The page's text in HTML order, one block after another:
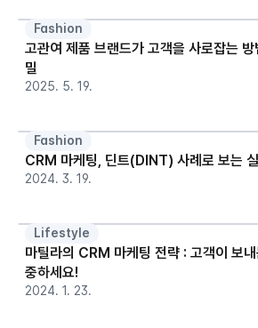
Fashion
고관여 제품 브랜드가 고객을 사로잡는 방
밀
2025. 5. 19.
Fashion
CRM 마케팅, 딘트(DINT) 사례로 보는
2024. 3. 19.
Lifestyle
마틸라의 CRM 마케팅 전략 : 고객이 보
중하세요!
2024. 1. 23.